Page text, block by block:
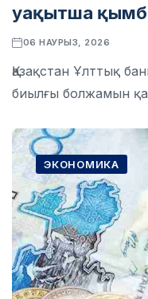
уақытша
06 НАУРЫЗ, 2026
Қазақстан Ұлттық
биылғы болжамын
ЭКОНОМИКА